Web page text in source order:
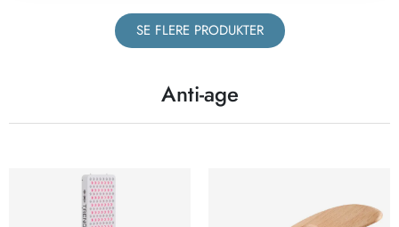
SE FLERE PRODUKTER
Anti-age